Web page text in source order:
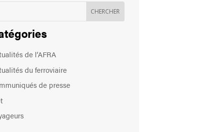
de l’AFRA
du ferroviaire
de presse